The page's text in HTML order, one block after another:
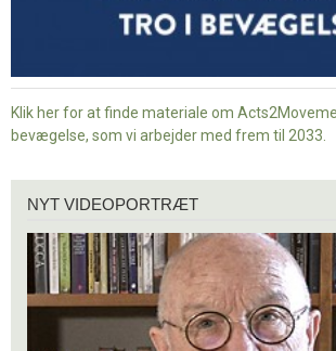
Klik her for at finde materiale om
bevægelse, som vi arbejder med frem til 2033.
videoportræt
NYT VIDEOPORTRÆT